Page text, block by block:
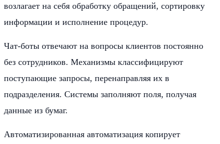
возлагает на себя обработку обращений, сортировку
информации и исполнение процедур.
Чат-боты отвечают на вопросы клиентов постоянно
без сотрудников. Механизмы классифицируют
поступающие запросы, перенаправляя их в
подразделения. Системы заполняют поля, получая
данные из бумаг.
Автоматизированная автоматизация копирует